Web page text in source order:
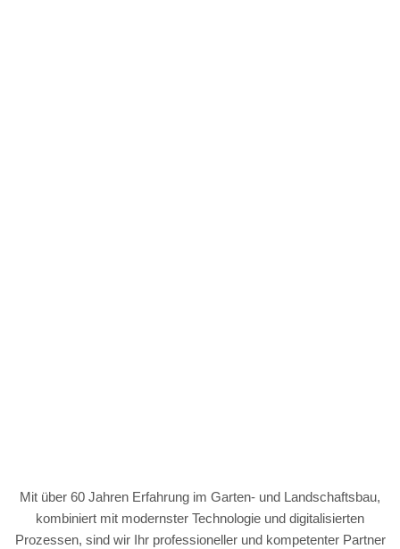
Mit über 60 Jahren Erfahrung im Garten- und Landschaftsbau,
kombiniert mit modernster Technologie und digitalisierten
Prozessen, sind wir Ihr professioneller und kompetenter Partner